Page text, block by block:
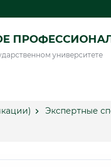
университете
Экспертные